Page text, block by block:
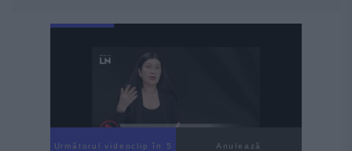
Următorul videoclip în 4 Anulează